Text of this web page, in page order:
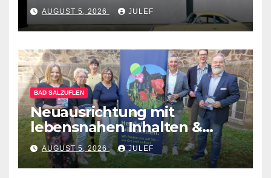
AUGUST 5, 2026 JULEF
BAD SALZUFLEN
Neuausrichtung mit
lebensnahen Inhalten &
diversen Mitmachformaten –
vhs Bad Salzuflen stellt
neues Herbst-&
AUGUST 5, 2026 JULEF